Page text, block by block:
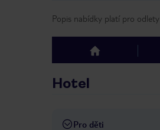
Popis nabídky platí pro odlety
top
Hotel
Pro děti